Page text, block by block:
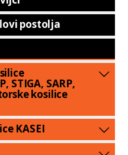
postolja
STIGA, SARP,
kosilice
KASEI